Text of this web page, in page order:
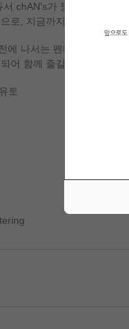
chAN's가 뭉쳐 탄생한
로, 지금까지 보여줬던 펜
에 나서는 펜타곤의 디지털
어 함께 즐길 수 있기를 바
토